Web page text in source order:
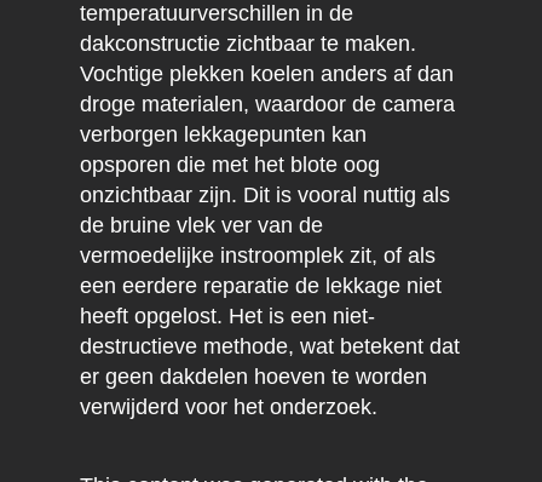
temperatuurverschillen in de
dakconstructie zichtbaar te maken.
Vochtige plekken koelen anders af dan
droge materialen, waardoor de camera
verborgen lekkagepunten kan
opsporen die met het blote oog
onzichtbaar zijn. Dit is vooral nuttig als
de bruine vlek ver van de
vermoedelijke instroomplek zit, of als
een eerdere reparatie de lekkage niet
heeft opgelost. Het is een niet-
destructieve methode, wat betekent dat
er geen dakdelen hoeven te worden
verwijderd voor het onderzoek.